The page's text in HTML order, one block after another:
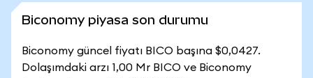
Biconomy piyasa son durumu
Biconomy güncel fiyatı BICO başına $0,0427.
Dolaşımdaki arzı 1,00 Mr BICO ve Biconomy